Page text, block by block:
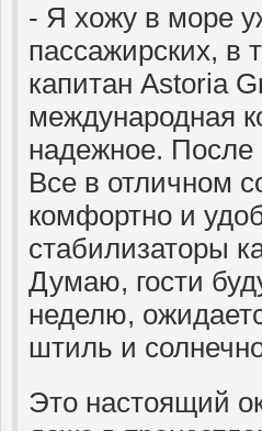
- Я хожу в море
пассажирских, в
капитан Astoria
международная
надежное. После
Все в отличном
комфортно и
стабилизаторы
Думаю, гости
неделю,
штиль и
Это настоящий